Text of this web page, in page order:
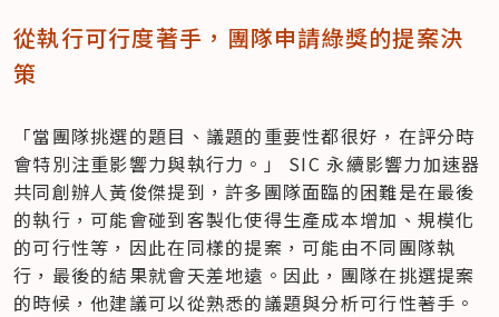
從執行可行度著手，團隊申請綠獎的提案決
策
「當團隊挑選的題目、議題的重要性都很好，在評分時
會特別注重影響力與執行力。」 SIC 永續影響力加速器
共同創辦人黃俊傑提到，許多團隊面臨的困難是在最後
的執行，可能會碰到客製化使得生產成本增加、規模化
的可行性等，因此在同樣的提案，可能由不同團隊執
行，最後的結果就會天差地遠。因此，團隊在挑選提案
的時候，他建議可以從熟悉的議題與分析可行性著手。